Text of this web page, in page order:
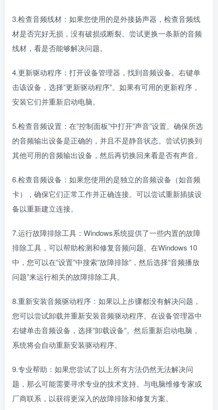
3.检查音频线材：如果您使用的是外接扬声器，检查音频线
材是否完好无损，没有破损或断裂。尝试更换一条新的音频
线材，看是否能够解决问题。
4.更新驱动程序：打开设备管理器，找到音频设备。右键单
击该设备，选择”更新驱动程序”。如果有可用的更新程序，
安装它们并重新启动电脑。
5.检查音频设置：在”控制面板”中打开”声音”设置。确保所选
的音频输出设备是正确的，并且不是静音状态。尝试切换到
其他可用的音频输出设备，然后再切换回来看是否有声音。
6.检查音频设备：如果您使用的是独立的音频设备（如音频
卡），确保它们正常工作并正确连接。可以尝试重新插拔设
备以重新建立连接。
7.运行故障排除工具：Windows系统提供了一些内置的故障
排除工具，可以帮助检测和修复音频问题。在Windows 10
中，您可以在”设置”中搜索”故障排除”，然后选择”音频播放
问题”来运行相关的故障排除工具。
8.重新安装音频驱动程序：如果以上步骤都没有解决问题，
您可以尝试卸载并重新安装音频驱动程序。在设备管理器中
右键单击音频设备，选择”卸载设备”。然后重新启动电脑，
系统将会自动重新安装驱动程序。
9.专业帮助：如果您尝试了以上所有方法仍然无法解决问
题，那么可能需要寻求专业的技术支持。与电脑维修专家或
厂商联系，以获得更深入的故障排除和修复方案。